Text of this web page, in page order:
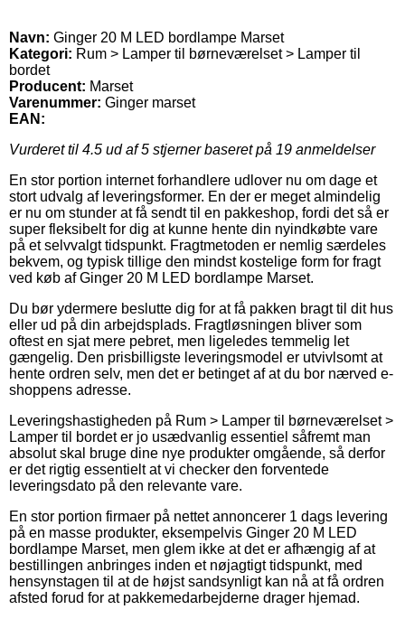
Navn: Ginger 20 M LED bordlampe Marset
Kategori: Rum > Lamper til børneværelset > Lamper til
bordet
Producent: Marset
Varenummer: Ginger marset
EAN:
Vurderet til 4.5 ud af 5 stjerner baseret på 19 anmeldelser
En stor portion internet forhandlere udlover nu om dage et
stort udvalg af leveringsformer. En der er meget almindelig
er nu om stunder at få sendt til en pakkeshop, fordi det så er
super fleksibelt for dig at kunne hente din nyindkøbte vare
på et selvvalgt tidspunkt. Fragtmetoden er nemlig særdeles
bekvem, og typisk tillige den mindst kostelige form for fragt
ved køb af Ginger 20 M LED bordlampe Marset.
Du bør ydermere beslutte dig for at få pakken bragt til dit hus
eller ud på din arbejdsplads. Fragtløsningen bliver som
oftest en sjat mere pebret, men ligeledes temmelig let
gængelig. Den prisbilligste leveringsmodel er utvivlsomt at
hente ordren selv, men det er betinget af at du bor nærved e-
shoppens adresse.
Leveringshastigheden på Rum > Lamper til børneværelset >
Lamper til bordet er jo usædvanlig essentiel såfremt man
absolut skal bruge dine nye produkter omgående, så derfor
er det rigtig essentielt at vi checker den forventede
leveringsdato på den relevante vare.
En stor portion firmaer på nettet annoncerer 1 dags levering
på en masse produkter, eksempelvis Ginger 20 M LED
bordlampe Marset, men glem ikke at det er afhængig af at
bestillingen anbringes inden et nøjagtigt tidspunkt, med
hensynstagen til at de højst sandsynligt kan nå at få ordren
afsted forud for at pakkemedarbejderne drager hjemad.